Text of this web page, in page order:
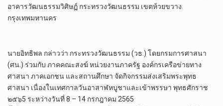
อาคารวัฒนธรรมวิศิษฏ์ กระทรวงวัฒนธรรม เขตห้วยขวาง
กรุงเทพมหานคร
นายอิทธิพล กล่าวว่า กระทรวงวัฒนธรรม (วธ.) โดยกรมการศาสนา
(ศน.) ร่วมกับ ภาคคณะสงฆ์ หน่วยงานภาครัฐ องค์กรเครือข่ายทาง
ศาสนา ภาคเอกชน และสถานศึกษา จัดกิจกรรมส่งเสริมพระพุทธ
ศาสนา เนื่องในเทศกาลวันอาสาฬหบูชาและเข้าพรรษา พุทธศักราช
๒๕๖5 ระหว่างวันที่ 8 – 14 กรกฎาคม 2565